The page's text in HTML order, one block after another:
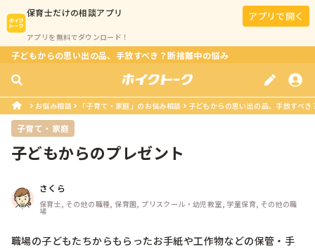
保育士だけの相談アプリ
アプリを無料でダウンロード！
アプリで開く
子どもからの思い出の品、手放すべき？断捨離中の悩み
お悩み相談 「子育て・家庭」のお悩み相談 子どもからの思い出の品、手放すべ
子育て・家庭
子どもからのプレゼント
さくら
保育士, その他の職種, 保育園, プリスクール・幼児教室, 学童保育, その他の職
場
職場の子どもたちからもらったお手紙や工作物などの保管・手